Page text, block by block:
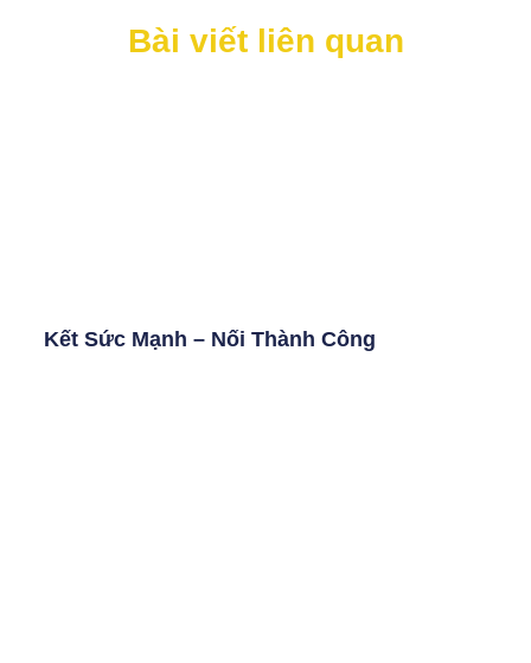
Bài viết liên quan
Kết Sức Mạnh – Nối Thành Công